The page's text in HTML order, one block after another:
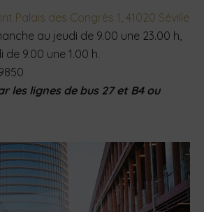
Palais des Congrès 1, 41020 Séville
au jeudi de 9.00 une 23.00 h,
9.00 une 1.00 h.
les lignes de bus 27 et B4 ou